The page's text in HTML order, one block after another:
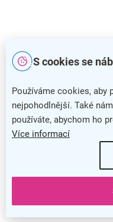
S cookies se
Používáme cookies, aby
nejpohodlnější. Také
používáte, abychom ho
Více informací